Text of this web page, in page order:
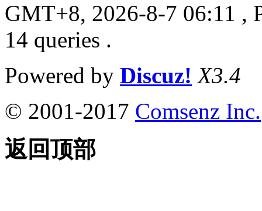
GMT+8, 2026-8-7 06:11 ,
14 queries .
Powered by Discuz! X3.4
© 2001-2017 Comsenz Inc.
返回顶部